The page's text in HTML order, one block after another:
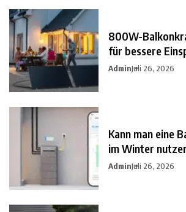
800W-
für bessere
AdminJuli 26, 2026
Kann man eine
im Winter
AdminJuli 26, 2026